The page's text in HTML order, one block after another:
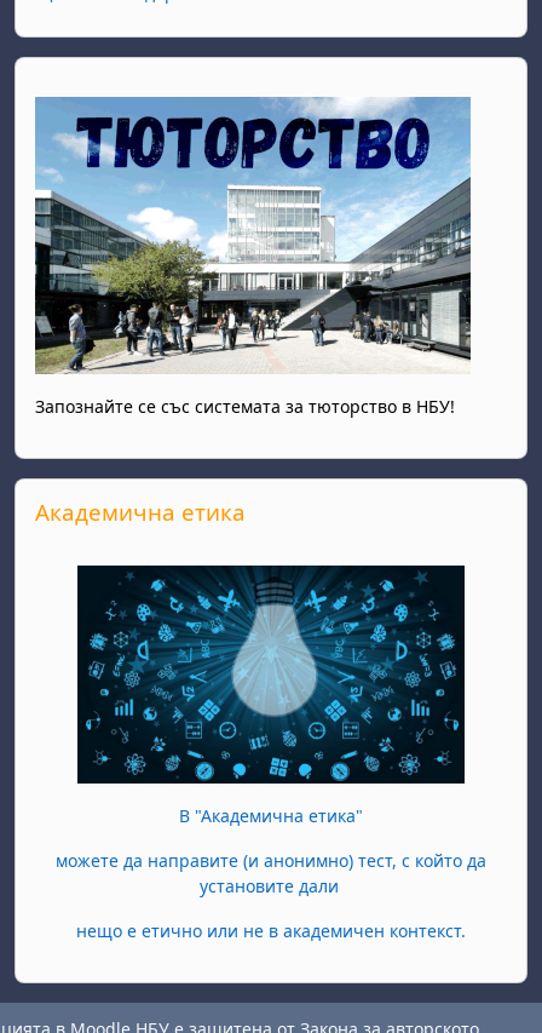
Запознайте се със системата за тюторство в НБУ!
Прескочи Академична етика
Академична етика
В "Академична етика"
можете да направите (и анонимно) тест, с който да
установите дали
нещо е етично или не в академичен контекст.